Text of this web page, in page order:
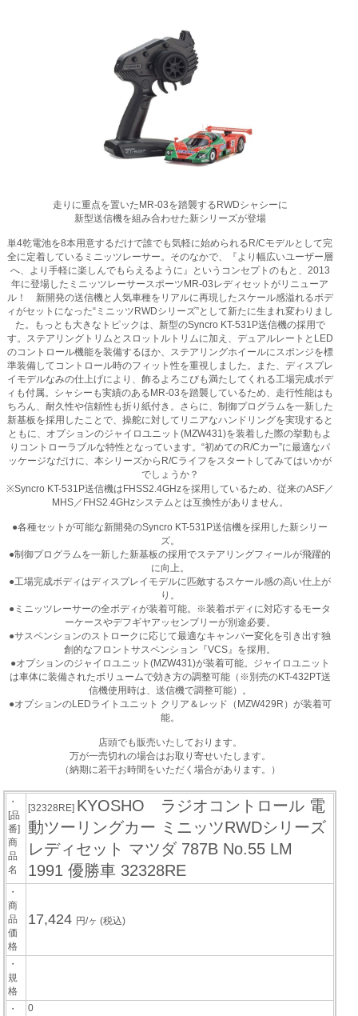
走りに重点を置いたMR-03を踏襲するRWDシャシーに
新型送信機を組み合わせた新シリーズが登場
単4乾電池を8本用意するだけで誰でも気軽に始められるR/Cモデルとして完
全に定着しているミニッツレーサー。そのなかで、『より幅広いユーザー層
へ、より手軽に楽しんでもらえるように』というコンセプトのもと、2013
年に登場したミニッツレーサースポーツMR-03レディセットがリニューア
ル！ 新開発の送信機と人気車種をリアルに再現したスケール感溢れるボデ
ィがセットになった“ミニッツRWDシリーズ”として新たに生まれ変わりまし
た。もっとも大きなトピックは、新型のSyncro KT-531P送信機の採用で
す。ステアリングトリムとスロットルトリムに加え、デュアルレートとLED
のコントロール機能を装備するほか、ステアリングホイールにスポンジを標
準装備してコントロール時のフィット性を重視しました。また、ディスプレ
イモデルなみの仕上げにより、飾るよろこびも満たしてくれる工場完成ボデ
ィも付属。シャシーも実績のあるMR-03を踏襲しているため、走行性能はも
ちろん、耐久性や信頼性も折り紙付き。さらに、制御プログラムを一新した
新基板を採用したことで、操舵に対してリニアなハンドリングを実現すると
ともに、オプションのジャイロユニット(MZW431)を装着した際の挙動もよ
りコントローラブルな特性となっています。“初めてのR/Cカー”に最適なパ
ッケージなだけに、本シリーズからR/Cライフをスタートしてみてはいかが
でしょうか？
※Syncro KT-531P送信機はFHSS2.4GHzを採用しているため、従来のASF／
MHS／FHS2.4GHzシステムとは互換性がありません。
●各種セットが可能な新開発のSyncro KT-531P送信機を採用した新シリー
ズ。
●制御プログラムを一新した新基板の採用でステアリングフィールが飛躍的
に向上。
●工場完成ボディはディスプレイモデルに匹敵するスケール感の高い仕上が
り。
●ミニッツレーサーの全ボディが装着可能。※装着ボディに対応するモータ
ーケースやデフギヤアッセンブリーが別途必要。
●サスペンションのストロークに応じて最適なキャンバー変化を引き出す独
創的なフロントサスペンション『VCS』を採用。
●オプションのジャイロユニット(MZW431)が装着可能。ジャイロユニット
は車体に装備されたボリュームで効き方の調整可能（※別売のKT-432PT送
信機使用時は、送信機で調整可能）。
●オプションのLEDライトユニット クリア＆レッド（MZW429R）が装着可
能。
店頭でも販売いたしております。
万が一売切れの場合はお取り寄せいたします。
（納期に若干お時間をいただく場合があります。）
・
[品
番]
商
品
名
[32328RE] KYOSHO ラジオコントロール 電
動ツーリングカー ミニッツRWDシリーズ
レディセット マツダ 787B No.55 LM
1991 優勝車 32328RE
・
商
品
価
格
17,424 円/ヶ(税込)
・
規
格
・
0